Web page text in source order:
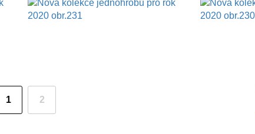
1
(aktuální)
2